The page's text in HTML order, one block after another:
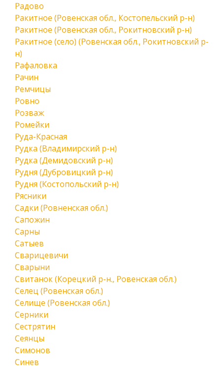
Радово
Ракитное (Ровенская обл., Костопельский р-н)
Ракитное (Ровенская обл., Рокитновский р-н)
Ракитное (село) (Ровенская обл., Рокитновский р-
н)
Рафаловка
Рачин
Ремчицы
Ровно
Розваж
Ромейки
Руда-Красная
Рудка (Владимирский р-н)
Рудка (Демидовский р-н)
Рудня (Дубровицкий р-н)
Рудня (Костопольский р-н)
Рясники
Садки (Ровненская обл.)
Сапожин
Сарны
Сатыев
Сварицевичи
Сварыни
Свитанок (Корецкий р-н., Ровенская обл.)
Селец (Ровенская обл.)
Селище (Ровенская обл.)
Серники
Сестрятин
Сеянцы
Симонов
Синев